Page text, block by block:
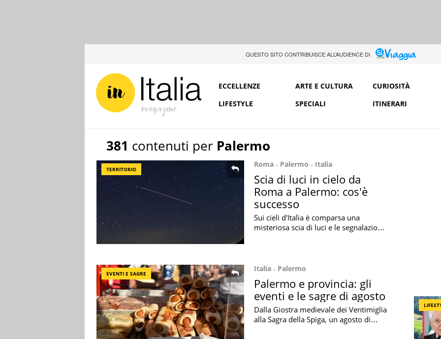
QUESTO SITO CONTRIBUISCE ALL’AUDIENCE DI
ECCELLENZE ARTE E CULTURA
CURIOSITÀ
LIFESTYLE
SPECIALI ITINERARI
381 contenuti per Palermo
TERRITORIO
Roma Palermo Italia
Scia di luci in cielo da
Roma a Palermo: cos'è
successo
Sui cieli d'Italia è comparsa una
misteriosa scia di luci e le segnalazioni
EVENTI E SAGRE
Italia Palermo
Palermo e provincia: gli
eventi e le sagre di agosto
Dalla Giostra medievale dei Ventimiglia
alla Sagra della Spiga, un agosto di